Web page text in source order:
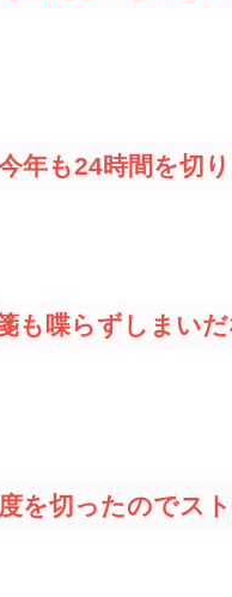
年も24時間を切
も喋らずしまい
を切ったのでス